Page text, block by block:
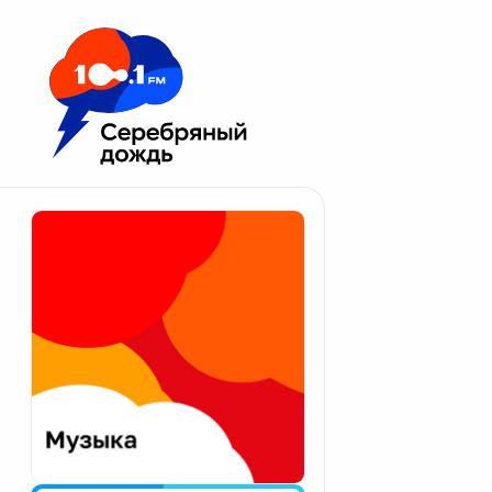
Москва 100.1 FM
Апатиты
Екатеринбург
Калининград
Калуга